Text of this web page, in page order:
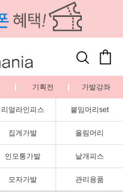
기획전 가발강좌
리얼라인피스 붙임머리set
집게가발 올림머리
인모통가발 낱개피스
모자가발 관리용품